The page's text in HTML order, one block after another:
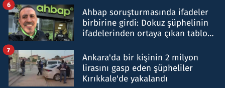
Ahbap soruşturmasında ifadeler
birbirine girdi: Dokuz şüphelinin
ifadelerinden ortaya çıkan tablo
6
Ankara'da bir kişinin 2 milyon
lirasını gasp eden şüpheliler
Kırıkkale'de yakalandı
7